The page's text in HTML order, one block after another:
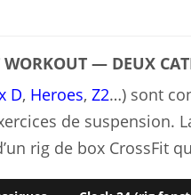
— DEUX
D, Heroes, Z2…) sont
de suspension.
rig de box CrossFit